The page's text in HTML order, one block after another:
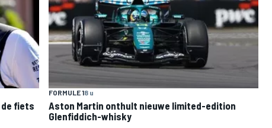
fiets
FORMULE 18 u
Aston Martin onthult nieuwe limited-edition
Glenfiddich-whisky